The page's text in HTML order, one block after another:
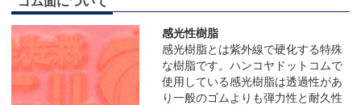
感光性樹脂
感光樹脂とは紫外線で硬化する特殊
な樹脂です。ハンコヤドットコムで
使用している感光樹脂は透過性があ
り一般のゴムよりも弾力性と耐久性